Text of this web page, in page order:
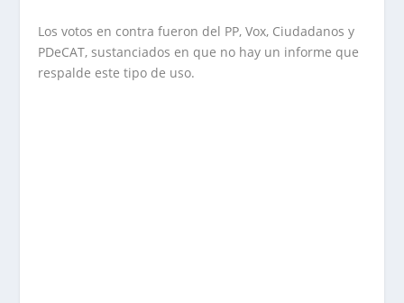
Los votos en contra fueron del PP, Vox, Ciudadanos y
PDeCAT, sustanciados en que no hay un informe que
respalde este tipo de uso.